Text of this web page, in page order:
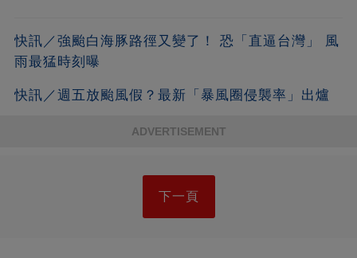
快訊／強颱白海豚路徑又變了！ 恐「直逼台灣」 風
雨最猛時刻曝
快訊／週五放颱風假？最新「暴風圈侵襲率」出爐
ADVERTISEMENT
下一頁